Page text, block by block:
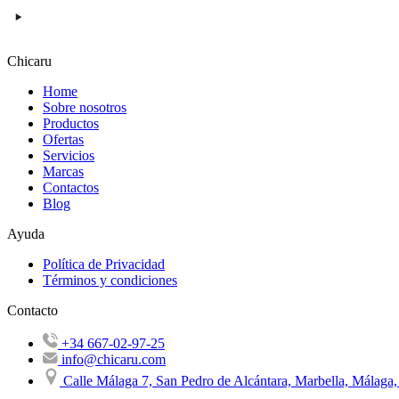
Chicaru
Home
Sobre nosotros
Productos
Ofertas
Servicios
Marcas
Contactos
Blog
Ayuda
Política de Privacidad
Términos y condiciones
Contacto
+34 667-02-97-25
info@chicaru.com
Calle Málaga 7, San Pedro de Alcántara, Marbella, Málaga,